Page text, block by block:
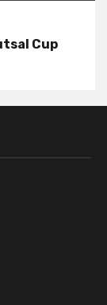
Cup